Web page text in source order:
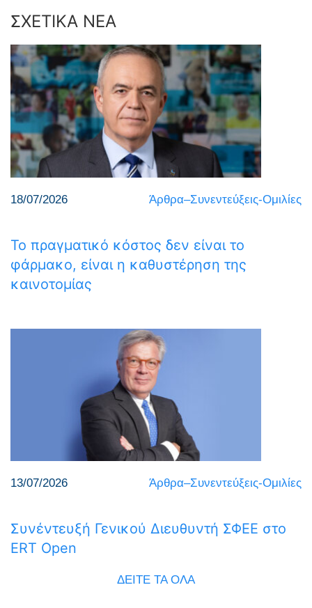
ΣΧΕΤΙΚΑ ΝΕΑ
18/07/2026 Άρθρα–Συνεντεύξεις-Ομιλίες
Το πραγματικό κόστος δεν είναι το
φάρμακο, είναι η καθυστέρηση της
καινοτομίας
13/07/2026 Άρθρα–Συνεντεύξεις-Ομιλίες
Συνέντευξή Γενικού Διευθυντή ΣΦΕΕ στο
ERT Open
ΔΕΙΤΕ ΤΑ ΟΛΑ